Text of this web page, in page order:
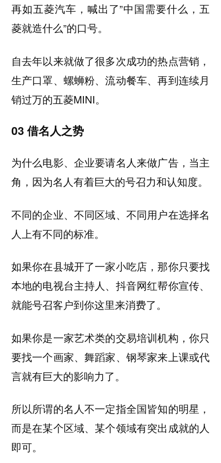
再如五菱汽车，喊出了”中国需要什么，五
菱就造什么”的口号。
自去年以来就做了很多次成功的热点营销，
生产口罩、螺蛳粉、流动餐车、再到连续月
销过万的五菱MINI。
03借名人之势
为什么电影、企业要请名人来做广告，当主
角，因为名人有着巨大的号召力和认知度。
不同的企业、不同区域、不同用户在选择名
人上有不同的标准。
如果你在县城开了一家小吃店，那你只要找
本地的电视台主持人、抖音网红帮你宣传、
就能号召客户到你这里来消费了。
如果你是一家艺术类的交易培训机构，你只
要找一个画家、舞蹈家、钢琴家来上课或代
言就有巨大的影响力了。
所以所谓的名人不一定指全国皆知的明星，
而是在某个区域、某个领域有突出成就的人
即可。